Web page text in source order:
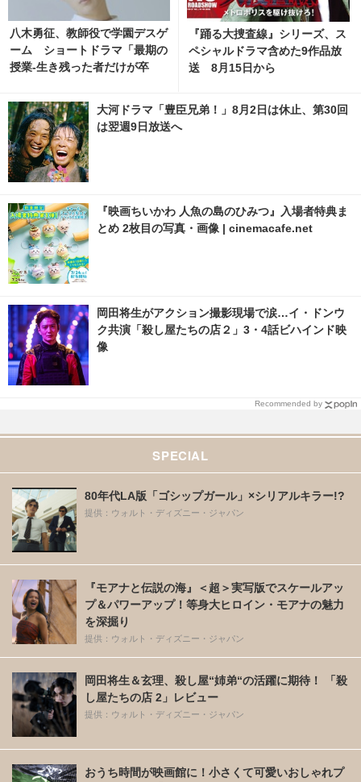
八木勇征、教師役で学園デスゲ
ーム ショートドラマ「最期の
授業-生き残った者だけが卒
『踊る大捜査線』シリーズ、ス
ペシャルドラマ含めた9作品放
送 8月15日から
大河ドラマ「豊臣兄弟！」8月2日は休止、第30回
は翌週9日放送へ
『映画ちいかわ 人魚の島のひみつ』入場者特典ま
とめ 2枚目の写真・画像 | cinemacafe.net
岡田将生がアクション撮影現場で涙…イ・ドンウ
ク共演「殺し屋たちの店２」3・4話ビハインド映
像
Recommended by
SPECIAL
80年代LA版「ゴシップガール」×シリアルキラー!?
提供：ウォルト・ディズニー・ジャパン
『モアナと伝説の海』＜超＞実写版でスケールアッ
プ＆パワーアップ！等身大ヒロイン・モアナの魅力
を深掘り
提供：ウォルト・ディズニー・ジャパン
岡田将生＆玄理、殺し屋“姉弟“の活躍に期待！ 「殺
し屋たちの店 2」レビュー
提供：ウォルト・ディズニー・ジャパン
おうち時間が映画館に！小さくて可愛いおしゃれプ